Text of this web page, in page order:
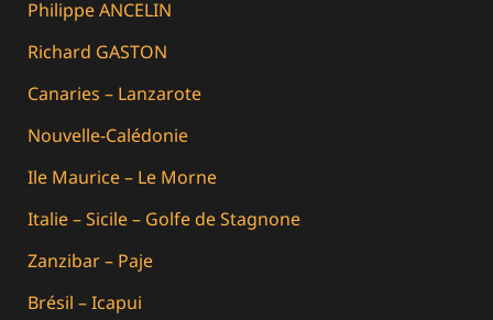
Philippe ANCELIN
Richard GASTON
Canaries – Lanzarote
Nouvelle-Calédonie
Ile Maurice – Le Morne
Italie – Sicile – Golfe de Stagnone
Zanzibar – Paje
Brésil – Icapui